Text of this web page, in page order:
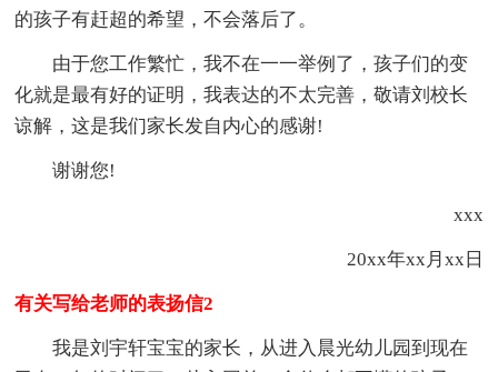
的孩子有赶超的希望，不会落后了。
由于您工作繁忙，我不在一一举例了，孩子们的变
化就是最有好的证明，我表达的不太完善，敬请刘校长
谅解，这是我们家长发自内心的感谢!
谢谢您!
xxx
20xx年xx月xx日
有关写给老师的表扬信2
我是刘宇轩宝宝的家长，从进入晨光幼儿园到现在